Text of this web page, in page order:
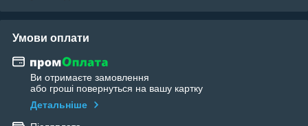
Умови оплати
Ви отримаєте замовлення
або гроші повернуться на вашу картку
Детальніше